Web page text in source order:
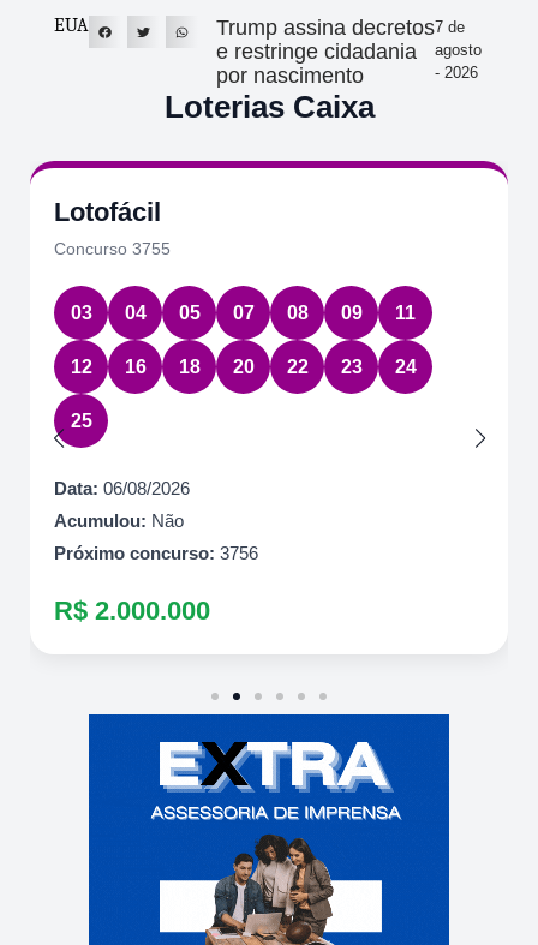
EUA
Trump assina decretos
e restringe cidadania
por nascimento
7 de
agosto
- 2026
Loterias Caixa
Lotofácil
Concurso 3755
03 04 05 07 08 09 11
12 16 18 20 22 23 24
25
Data: 06/08/2026
Acumulou: Não
Próximo concurso: 3756
R$ 2.000.000